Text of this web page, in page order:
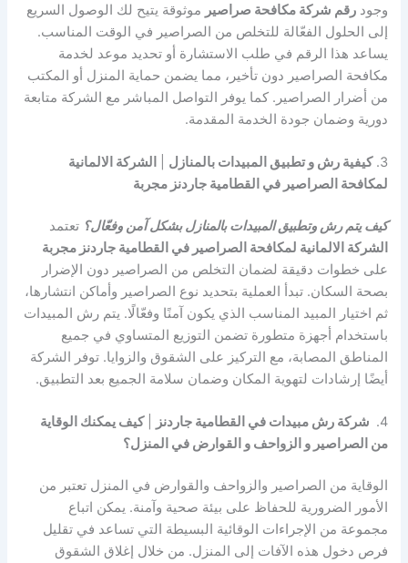
وجودرقم شركة مكافحة صراصير موثوقة يتيح لك الوصول السريع
إلى الحلول الفعّالة للتخلص من الصراصير في الوقت المناسب.
يساعد هذا الرقم في طلب الاستشارة أو تحديد موعد لخدمة
مكافحة الصراصير دون تأخير، مما يضمن حماية المنزل أو المكتب
من أضرار الصراصير. كما يوفر التواصل المباشر مع الشركة متابعة
دورية وضمان جودة الخدمة المقدمة.
3. كيفية رش و تطبيق المبيدات بالمنازل
الشركة الالمانية
لمكافحة الصراصير في القطامية جاردنز مجربة
كيف يتم رش وتطبيق المبيدات بالمنازل بشكل آمن وفعّال؟ تعتمد
الشركة الالمانية لمكافحة الصراصير في القطامية جاردنز مجربة
على خطوات دقيقة لضمان التخلص من الصراصير دون الإضرار
بصحة السكان. تبدأ العملية بتحديد نوع الصراصير وأماكن انتشارها،
ثم اختيار المبيد المناسب الذي يكون آمنًا وفعّالًا. يتم رش المبيدات
باستخدام أجهزة متطورة تضمن التوزيع المتساوي في جميع
المناطق المصابة، مع التركيز على الشقوق والزوايا. توفر الشركة
أيضًا إرشادات لتهوية المكان وضمان سلامة الجميع بعد التطبيق.
4. شركة رش مبيدات في القطامية جاردنز |كيف يمكنك الوقاية
من الصراصير و الزواحف و القوارض في المنزل؟
الوقاية من الصراصير والزواحف والقوارض في المنزل تعتبر من
الأمور الضرورية للحفاظ على بيئة صحية وآمنة. يمكن اتباع
مجموعة من الإجراءات الوقائية البسيطة التي تساعد في تقليل
فرص دخول هذه الآفات إلى المنزل. من خلال إغلاق الشقوق